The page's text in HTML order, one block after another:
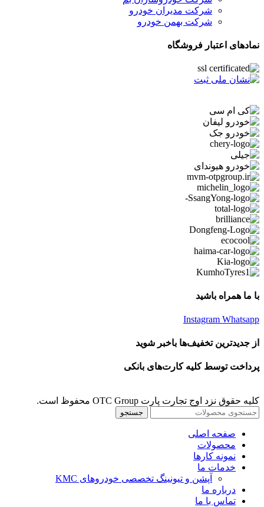
شرکت مدیران خودرو
شرکت بهمن خودرو
نمادهای اعتبار فروشگاه
با ما همراه باشید
Instagram Whatsapp
از جدیدترین تخفیف‌ها باخبر شوید
پرداخت توسط کلیه کارت‌های بانکی
کلیه حقوق نزد اوج تجارت پارت OTC Group محفوظ است.
جستجو
صفحه اصلی
محصولات
نمونه کارها
خدمات ما
آپشن و تیونینگ تخصصی خودروهای KMC
درباره ما
تماس با ما